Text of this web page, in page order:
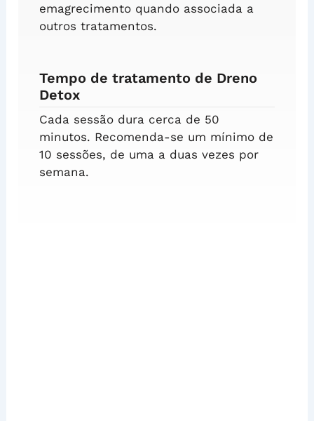
emagrecimento quando associada a
outros tratamentos.
Tempo de tratamento de Dreno
Detox
Cada sessão dura cerca de 50
minutos. Recomenda-se um mínimo de
10 sessões, de uma a duas vezes por
semana.